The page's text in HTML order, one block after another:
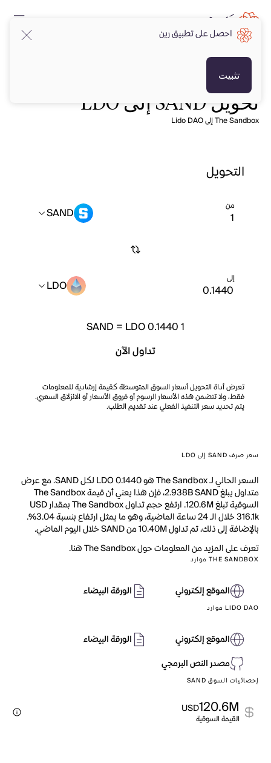
تحويل SAND إلى LDO
The Sandbox إلى Lido DAO
التحويل
من SAND
إلى LDO
1
SAND = LDO 0.1440
تداول الآن
تعرض أداة التحويل أسعار السوق المتوسطة كقيمة إرشادية للمعلومات
فقط، ولا تتضمن هذه الأسعار الرسوم أو فروق الأسعار أو الانزلاق السعري.
يتم تحديد سعر التنفيذ الفعلي عند تقديم الطلب.
سعر صرف SAND إلى LDO
السعر الحالي لـ The Sandbox هو LDO 0.1440 لكل SAND. مع عرض
متداول يبلغ 2.938B SAND، فإن هذا يعني أن قيمة The Sandbox
السوقية تبلغ 120.6M. ارتفع حجم تداول The Sandbox بمقدار USD
316.1k خلال الـ 24 ساعة الماضية، وهو ما يمثل ارتفاع بنسبة 3.04%.
بالإضافة إلى ذلك، تم تداول 10.40M من SAND خلال اليوم الماضي.
تعرف على المزيد من المعلومات حول The Sandbox هنا.
THE SANDBOX موارد
الموقع إلكتروني الورقة البيضاء
LIDO DAO موارد
الموقع إلكتروني
الورقة البيضاء
مصدر النص البرمجي
إحصائيات السوق SAND
120.6M
USD
القيمة السوقية
احصل على تطبيق رين
تثبيت